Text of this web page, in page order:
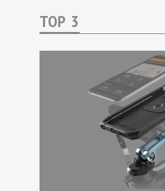
TOP 3